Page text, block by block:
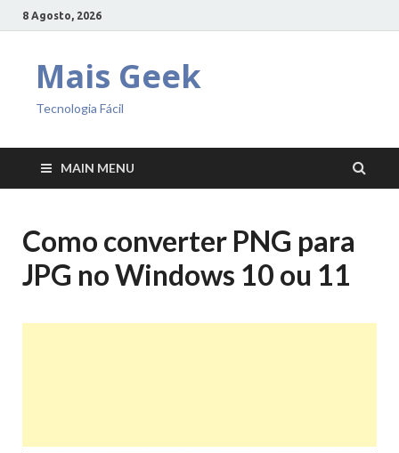
8 Agosto, 2026
Mais Geek
Tecnologia Fácil
MAIN MENU
Como converter PNG para
JPG no Windows 10 ou 11